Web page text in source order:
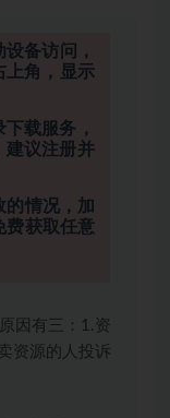
备访问，
上角，显示
载服务，
建议注册并
的情况，加
费获取任意
因有三：1.资
资源的人投诉